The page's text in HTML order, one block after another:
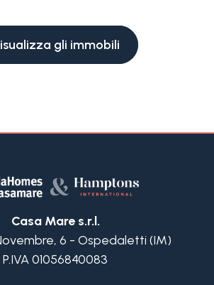
gli immobili
Casa Mare s.r.l.
6 - Ospedaletti (IM)
P.IVA 01056840083